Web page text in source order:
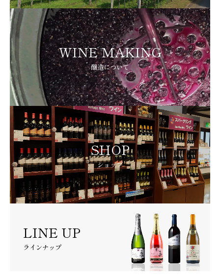
WINE MAKING
醸造について
SHOP
ショップ
LINE UP
ラインナップ